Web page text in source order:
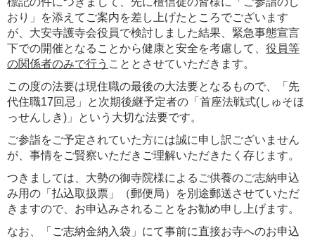
おり」を添えてご案内を差し上げたところでございます
が、大安寺護寺会役員で検討しました結果、緊急事態宣言
下での開催となることから健康と安全を考慮して、 役員等
の関係者のみで行う こととさせていただきます。
この度の法要は現住職の最後の大法要となるもので、「先
代住職17回忌」と次期後継予定者の「首座法戦式(しゅそほ
っせんしき)」という大切な法要です。
ご参詣をご予定されていた方には誠に申し訳ございません
が、事情をご賢察いただきご理解いただきたく存じます。
つきましては、大勢の御寺院様によるご供養のご志納申込
み用の「払込取扱票」（郵便局）を別途郵送させていただ
きますので、お申込みされることをお勧め申し上げます。
なお、「ご志納金納入袋」にて事前に直接お寺へのお申込